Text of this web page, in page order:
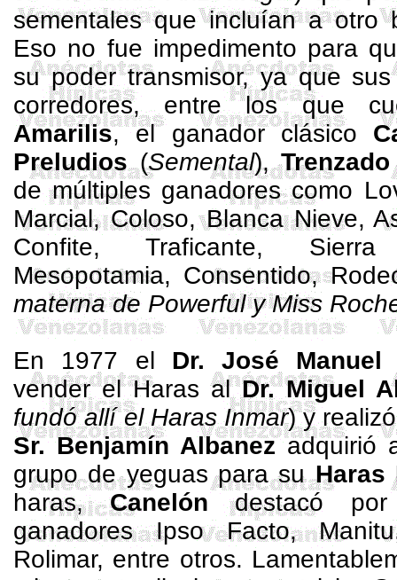
sementales que incluían a otro
Eso no fue impedimento para
su poder transmisor, ya que
corredores, entre los que
Amarilis, el ganador clásico
Preludios(Semental),
de múltiples ganadores como
Marcial, Coloso, Blanca Nieve,
Confite, Traficante,
Mesopotamia, Consentido,
materna de Powerful y Miss
En 1977 el Dr. José Manuel
vender el Haras alDr. Miguel
fundó allí el HarasInmar) y
Sr. Benjamín Albanezadquirió
grupo de yeguas para suHaras
haras,Canelóndestacó por
ganadoresIpsoFacto,Manitu
Rolimar, entre otros.